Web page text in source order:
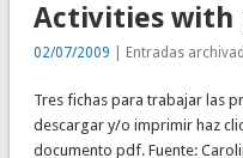
Activities with
02/07/2009 | Entradas
Tres fichas para trabajar las
descargar y/o imprimir haz
documento pdf. Fuente: